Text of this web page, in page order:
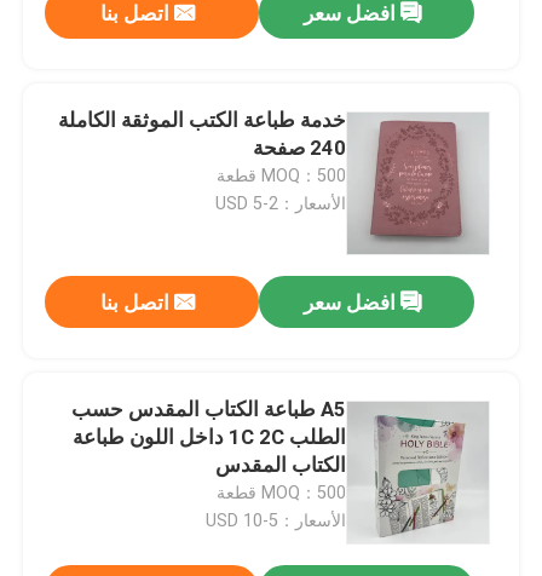
افضل سعر اتصل بنا
خدمة طباعة الكتب الموثقة الكاملة
240 صفحة
MOQ：500 قطعة
الأسعار：2-5 USD
افضل سعر اتصل بنا
A5 طباعة الكتاب المقدس حسب
الطلب 1C 2C داخل اللون طباعة
الكتاب المقدس
MOQ：500 قطعة
الأسعار：5-10 USD